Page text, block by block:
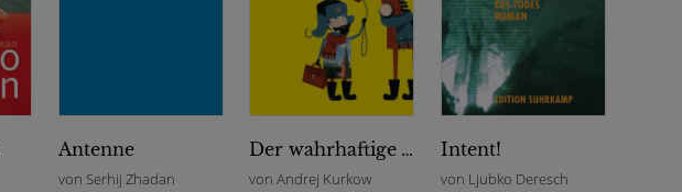
Antenne
von Serhij Zhadan
Der wahrhaftige Volkskontrolleur
von Andrej Kurkow
Intent!
von Ljubko Deresch